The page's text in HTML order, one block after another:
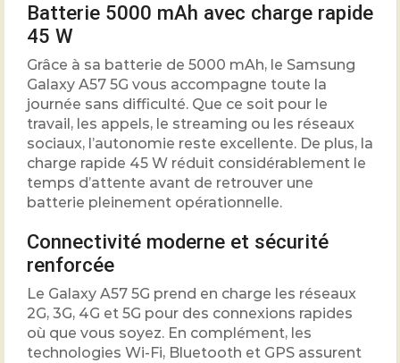
Batterie 5000 mAh avec charge rapide
45 W
Grâce à sa batterie de 5000 mAh, le Samsung
Galaxy A57 5G vous accompagne toute la
journée sans difficulté. Que ce soit pour le
travail, les appels, le streaming ou les réseaux
sociaux, l’autonomie reste excellente. De plus, la
charge rapide 45 W réduit considérablement le
temps d’attente avant de retrouver une
batterie pleinement opérationnelle.
Connectivité moderne et sécurité
renforcée
Le Galaxy A57 5G prend en charge les réseaux
2G, 3G, 4G et 5G pour des connexions rapides
où que vous soyez. En complément, les
technologies Wi-Fi, Bluetooth et GPS assurent